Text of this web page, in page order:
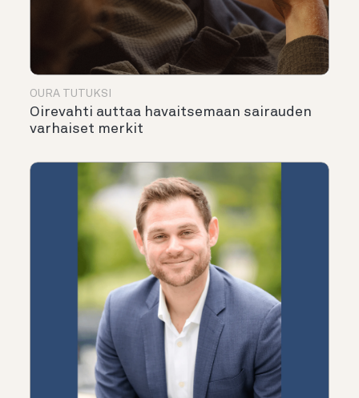
OURA TUTUKSI
Oirevahti auttaa havaitsemaan sairauden
varhaiset merkit